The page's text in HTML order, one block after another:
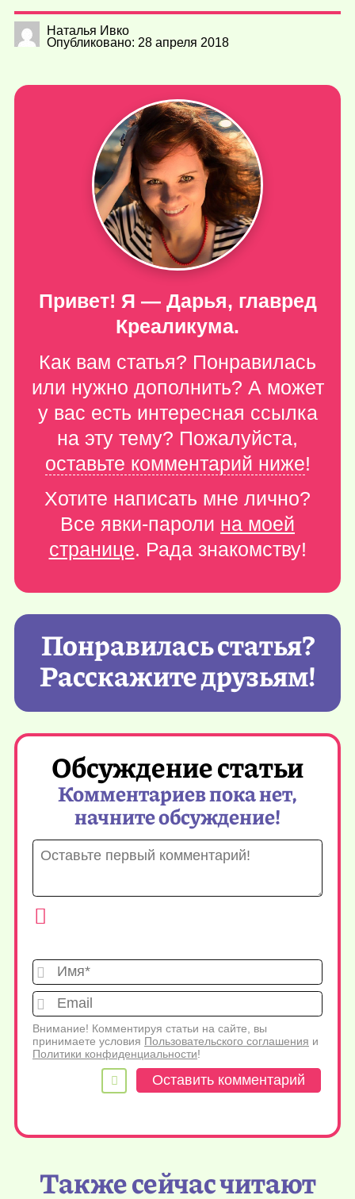
Наталья Ивко
Опубликовано: 28 апреля 2018
Привет! Я — Дарья, главред
Креаликума.
Как вам статья? Понравилась
или нужно дополнить? А может
у вас есть интересная ссылка
на эту тему? Пожалуйста,
оставьте комментарий ниже!
Хотите написать мне лично?
Все явки-пароли на моей
странице. Рада знакомству!
Понравилась статья?
Расскажите друзьям!
Обсуждение статьи
Комментариев пока нет,
начните обсуждение!
Имя*
Внимание! Комментируя статьи на сайте, вы
принимаете условия Пользовательского соглашения и
Политики конфиденциальности!
Также сейчас читают